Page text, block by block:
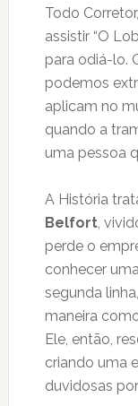
Todo
assistir “O
para odiá-lo.
podemos
aplicam no
quando a
uma pessoa
A História
Belfort,
perde o
conhecer
segunda
maneira
Ele, então,
criando uma
duvidosas